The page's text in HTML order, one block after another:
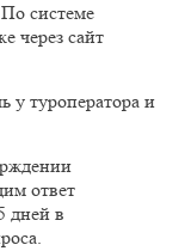
системе
через сайт
у туроператора и
ответ
дней в